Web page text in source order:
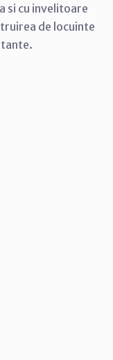
si cu invelitoare
de locuinte